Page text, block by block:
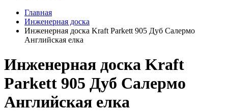
Главная
Инженерная доска
Инженерная доска Kraft Parkett 905 Дуб Салермо
Английская елка
Инженерная доска Kraft
Parkett 905 Дуб Салермо
Английская елка